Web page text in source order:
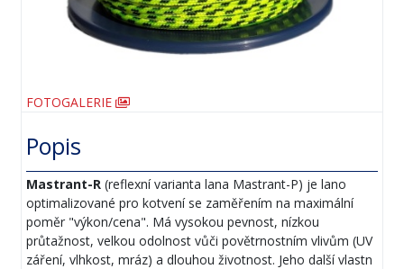
FOTOGALERIE
Popis
Mastrant-R (reflexní varianta lana Mastrant-P) je lano
optimalizované pro kotvení se zaměřením na maximální
poměr "výkon/cena". Má vysokou pevnost, nízkou
průtažnost, velkou odolnost vůči povětrnostním vlivům (UV
záření, vlhkost, mráz) a dlouhou životnost. Jeho další vlastn